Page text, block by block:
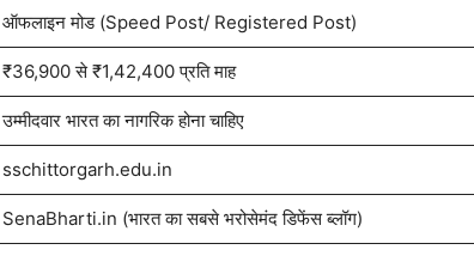
ऑफलाइन मोड (Speed Post/ Registered Post)
₹36,900 से ₹1,42,400 प्रति माह
उम्मीदवार भारत का नागरिक होना चाहिए
sschittorgarh.edu.in
SenaBharti.in (भारत का सबसे भरोसेमंद डिफेंस ब्लॉग)